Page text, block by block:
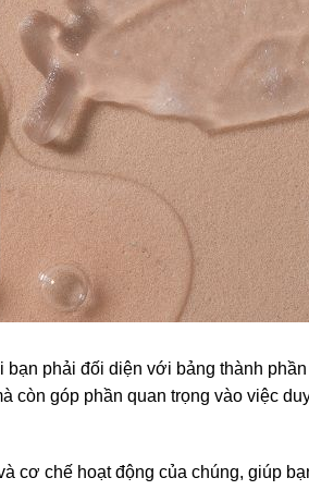
bạn phải đối diện với bảng thành
còn góp phần quan trọng vào việc
cơ chế hoạt động của chúng, giúp